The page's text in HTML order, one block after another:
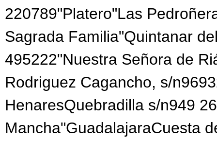
220789"Platero"Las
Sagrada Familia"Quintanar
495222"Nuestra Señora de
Rodriguez Cagancho, s/
HenaresQuebradilla s/n949
Mancha"GuadalajaraCuesta